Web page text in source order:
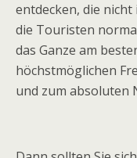
entdecken, die
die Touristen
das Ganze am
höchstmöglichen
und zum absoluten